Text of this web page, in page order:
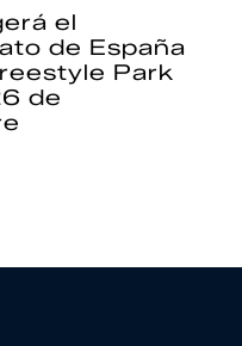
el
de España
Park
de